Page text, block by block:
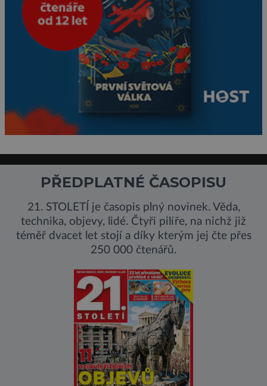
PŘEDPLATNÉ ČASOPISU
21. STOLETÍ je časopis plný novinek. Věda,
technika, objevy, lidé. Čtyři pilíře, na nichž již
téměř dvacet let stojí a díky kterým jej čte přes
250 000 čtenářů.